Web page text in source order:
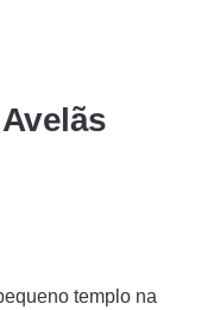
templo na